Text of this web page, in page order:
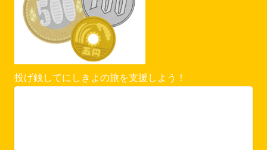
投げ銭してにしきよの旅を支援しよう！